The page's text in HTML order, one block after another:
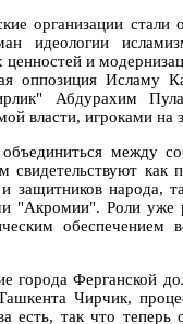
организации стали
идеологии
и
оппозиция Исламу
Абдурахим
власти, игроками
между
как
и защитников
"Акромии". Роли
обеспечением
города Ферганской
Чирчик,
есть, так что